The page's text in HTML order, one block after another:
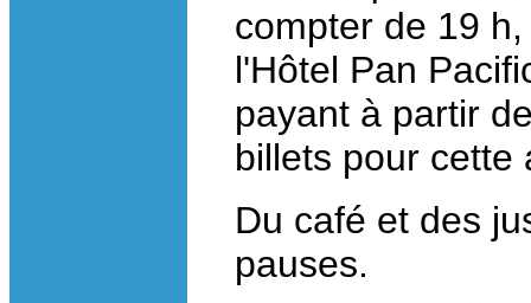
compter de 19
l'Hôtel Pan
payant à partir
billets pour cette
Du café et des
pauses.